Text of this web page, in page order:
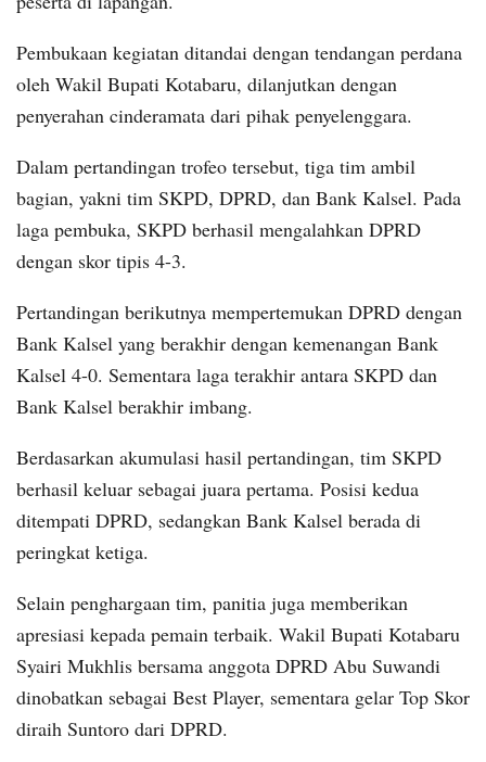
Pembukaan kegiatan ditandai dengan tendangan perdana
oleh Wakil Bupati Kotabaru, dilanjutkan dengan
penyerahan cinderamata dari pihak penyelenggara.
Dalam pertandingan trofeo tersebut, tiga tim ambil
bagian, yakni tim SKPD, DPRD, dan Bank Kalsel. Pada
laga pembuka, SKPD berhasil mengalahkan DPRD
dengan skor tipis 4-3.
Pertandingan berikutnya mempertemukan DPRD dengan
Bank Kalsel yang berakhir dengan kemenangan Bank
Kalsel 4-0. Sementara laga terakhir antara SKPD dan
Bank Kalsel berakhir imbang.
Berdasarkan akumulasi hasil pertandingan, tim SKPD
berhasil keluar sebagai juara pertama. Posisi kedua
ditempati DPRD, sedangkan Bank Kalsel berada di
peringkat ketiga.
Selain penghargaan tim, panitia juga memberikan
apresiasi kepada pemain terbaik. Wakil Bupati Kotabaru
Syairi Mukhlis bersama anggota DPRD Abu Suwandi
dinobatkan sebagai Best Player, sementara gelar Top Skor
diraih Suntoro dari DPRD.